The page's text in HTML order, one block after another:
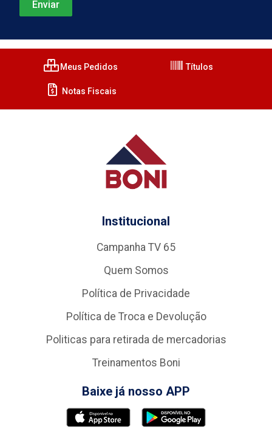
Meus Pedidos Títulos
Notas Fiscais
Institucional
Campanha TV 65
Quem Somos
Política de Privacidade
Política de Troca e Devolução
Politicas para retirada de mercadorias
Treinamentos Boni
Baixe já nosso APP